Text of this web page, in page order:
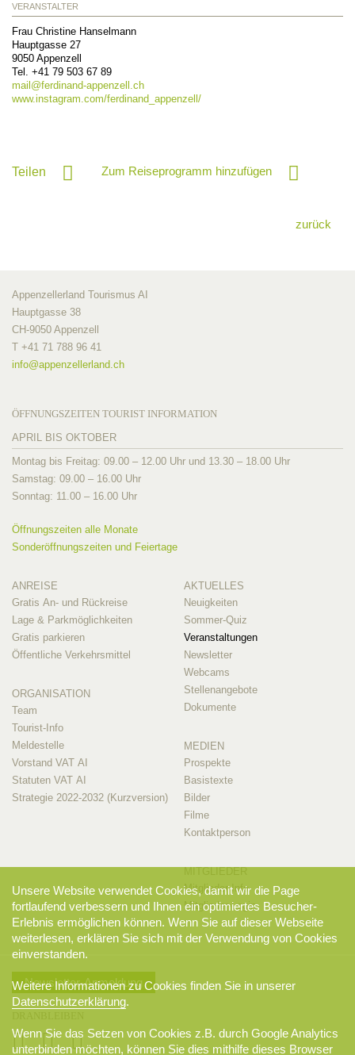
VERANSTALTER
Frau Christine Hanselmann
Hauptgasse 27
9050 Appenzell
Tel. +41 79 503 67 89
mail@ferdinand-appenzell.ch
www.instagram.com/ferdinand_appenzell/
Teilen Zum Reiseprogramm hinzufügen
zurück
Appenzellerland Tourismus AI
Hauptgasse 38
CH-9050 Appenzell
T +41 71 788 96 41
info@appenzellerland.ch
ÖFFNUNGSZEITEN TOURIST INFORMATION
APRIL BIS OKTOBER
Montag bis Freitag: 09.00 – 12.00 Uhr und 13.30 – 18.00 Uhr
Samstag: 09.00 – 16.00 Uhr
Sonntag: 11.00 – 16.00 Uhr
Öffnungszeiten alle Monate
Sonderöffnungszeiten und Feiertage
ANREISE
Gratis An- und Rückreise
Lage & Parkmöglichkeiten
Gratis parkieren
Öffentliche Verkehrsmittel
ORGANISATION
Team
Tourist-Info
Meldestelle
Vorstand VAT AI
Statuten VAT AI
Strategie 2022-2032 (Kurzversion)
AKTUELLES
Neuigkeiten
Sommer-Quiz
Veranstaltungen
Newsletter
Webcams
Stellenangebote
Dokumente
MEDIEN
Prospekte
Basistexte
Bilder
Filme
Kontaktperson
MITGLIEDER
Mitglieder-Info
Mitglieder-Login
Newsletter-Anmeldung
Unsere Website verwendet Cookies, damit wir die Page
fortlaufend verbessern und Ihnen ein optimiertes Besucher-
Erlebnis ermöglichen können. Wenn Sie auf dieser Webseite
weiterlesen, erklären Sie sich mit der Verwendung von Cookies
einverstanden.
Weitere Informationen zu Cookies finden Sie in unserer
Datenschutzerklärung.
Wenn Sie das Setzen von Cookies z.B. durch Google Analytics
unterbinden möchten, können Sie dies mithilfe dieses Browser